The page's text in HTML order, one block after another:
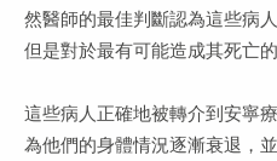
然醫師的最佳判斷認為這些病
但是對於最有可能造成其死亡
這些病人正確地被轉介到安寧
為他們的身體情況逐漸衰退，